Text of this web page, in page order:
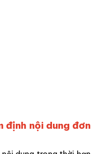
định nội dung đơn